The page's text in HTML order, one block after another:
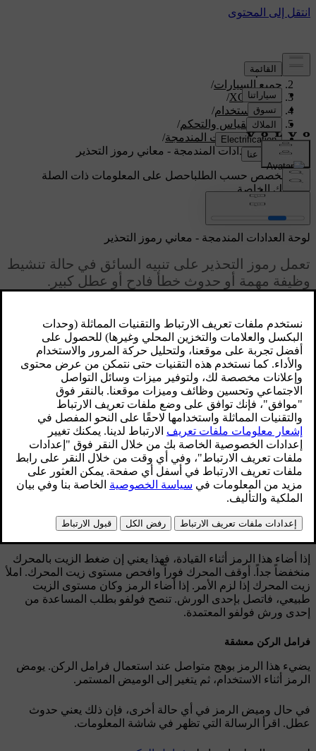
الدعم/
جميع السيارات/
XC70 2016
/
دليل الاستخدام/
اجهزة القياس والتحكم/
لوحة العدادات المندمجة/
لوحة العدادات المندمجة - معاني رموز التحذير
دعم مخصص حسب الطلباحصل على المعلومات ذات الصلة
بسيارتك الخاصة.
تسجيل الدخول
لوحة العدادات المندمجة - معاني رموز التحذير
تعمل رموز التحذير على تنبيه السائق في حالة تنشيط
وظيفة مهمة أو حدوث خطأ فادح أو عطل كبير.
رموز التحذير
الرمز
المواصفات
ضغط الزيت المنخفض [1]
تعشيق فرامل الوقوف (لوحة العدادات الرقمية)
تعشيق فرامل الوقوف (لوحة العدادات التناظرية)
الوسائد الهوائية – SRS
منبه حزام الأمان
المولد لا يشحن
خلل بنظـام الفرامل
تحذير
ضغط الزيت المنخفض
إذا أضاء هذا الرمز أثناء القيادة، فهذا يعني إن ضغط الزيت بالمحرك
منخفضاً جداً. أوقف المحرك فوراً وافحص مستوى زيت المحرك. املأ
زيت المحرك إذا لزم الأمر. إذا أضاء الرمز وكان مستوى الزيت
طبيعي، فاتصل بإحدى الورش. تنصح فولفو بطلب المساعدة من
إحدى ورش فولفو المعتمدة.
فرامل الركن معشقة
يضيء هذا الرمز بوهج متواصل عند استعمال فرامل الركن. يومض
الرمز أثناء الاستخدام، ثم يتغير إلى الوميض المستمر.
في حال وميض الرمز في أي حالة أخرى، فإن ذلك يعني حدوث
عطل. اقرأ الرسالة التي تظهر في شاشة المعلومات.